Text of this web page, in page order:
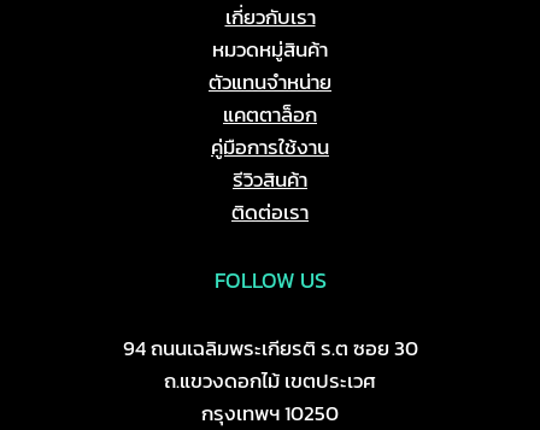
เกี่ยวกับเรา
หมวดหมู่สินค้า
ตัวแทนจำหน่าย
แคตตาล็อก
คู่มือการใช้งาน
รีวิวสินค้า
ติดต่อเรา
FOLLOW US
94 ถนนเฉลิมพระเกียรติ ร.ต ซอย 30
ถ.แขวงดอกไม้ เขตประเวศ
กรุงเทพฯ 10250